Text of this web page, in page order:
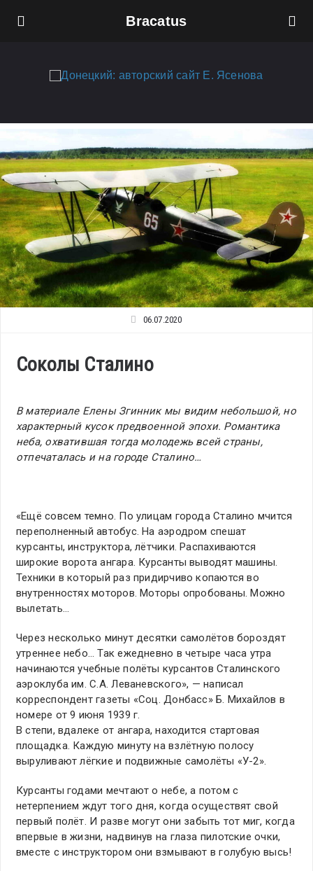
Bracatus
06.07.2020
Соколы Сталино
В материале Елены Згинник мы видим небольшой, но
характерный кусок предвоенной эпохи. Романтика
неба, охватившая тогда молодежь всей страны,
отпечаталась и на городе Сталино…
«Ещё совсем темно. По улицам города Сталино мчится
переполненный автобус. На аэродром спешат
курсанты, инструктора, лётчики. Распахиваются
широкие ворота ангара. Курсанты выводят машины.
Техники в который раз придирчиво копаются во
внутренностях моторов. Моторы опробованы. Можно
вылетать…
Через несколько минут десятки самолётов бороздят
утреннее небо… Так ежедневно в четыре часа утра
начинаются учебные полёты курсантов Сталинского
аэроклуба им. С.А. Леваневского», — написал
корреспондент газеты «Соц. Донбасс» Б. Михайлов в
номере от 9 июня 1939 г.
В степи, вдалеке от ангара, находится стартовая
площадка. Каждую минуту на взлётную полосу
выруливают лёгкие и подвижные самолёты «У-2».
Курсанты годами мечтают о небе, а потом с
нетерпением ждут того дня, когда осуществят свой
первый полёт. И разве могут они забыть тот миг, когда
впервые в жизни, надвинув на глаза пилотские очки,
вместе с инструктором они взмывают в голубую высь!